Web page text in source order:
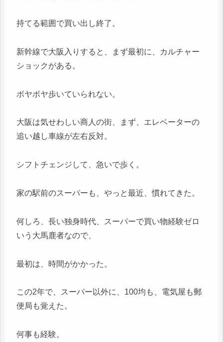
持てる範囲で買い出し終了。
新幹線で大阪入りすると、まず最初に、カルチャー
ショックがある。
ボヤボヤ歩いていられない。
大阪は気せわしい商人の街、まず、エレベーターの
追い越し車線が左右反対。
シフトチェンジして、急いで歩く。
家の駅前のスーパーも、やっと最近、慣れてきた。
何しろ、長い独身時代、スーパーで買い物経験ゼロ
いう大馬鹿者なので、
最初は、時間がかかった。
この2年で、スーパー以外に、100均も、電気屋も郵
便局も覚えた。
何事も経験。